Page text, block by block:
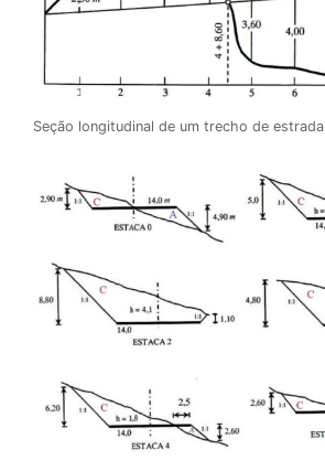
Seção longitudinal de um trecho de estrada